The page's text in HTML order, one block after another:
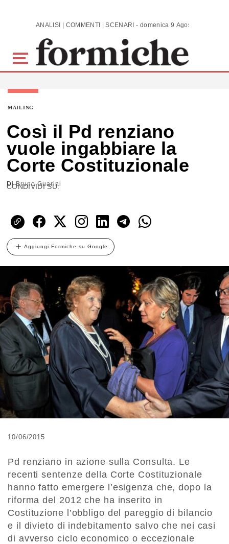
Skip to main content ANALISI | COMMENTI | SCENARI - domenica 9 Agosto 2026
MAILING
Così il Pd renziano
vuole ingabbiare la
Corte Costituzionale
DiBruno Guarini
CONDIVIDI SU:
Aggiungi Formiche su Google
10/06/2015
Pd renziano in azione sulla Consulta. Le
recenti sentenze della Corte Costituzionale
hanno fatto emergere l’esigenza che, dopo la
riforma del 2012 che ha inserito in
Costituzione l’obbligo del pareggio di bilancio
e il divieto di indebitamento salvo che nei casi
di avverso ciclo economico o eccezionale